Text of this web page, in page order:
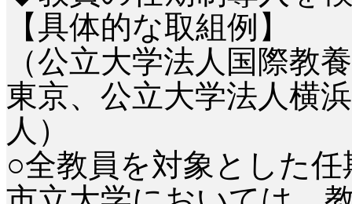
【具体的な取組例】
（公立大学法人国際教
東京、公立大学法人横
人）
○全教員を対象とした